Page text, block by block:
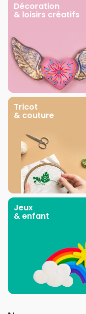
Décoration
& loisirs créatifs
Tricot
& couture
Jeux
& enfant